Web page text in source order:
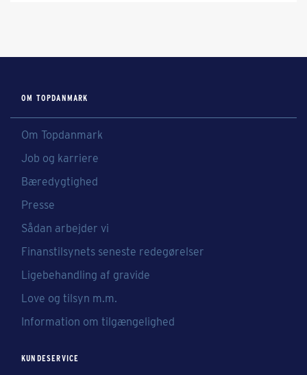
OM TOPDANMARK
Om Topdanmark
Job og karriere
Bæredygtighed
Presse
Sådan arbejder vi
Finanstilsynets seneste redegørelser
Ligebehandling af gravide
Love og tilsyn m.m.
Information om tilgængelighed
KUNDESERVICE